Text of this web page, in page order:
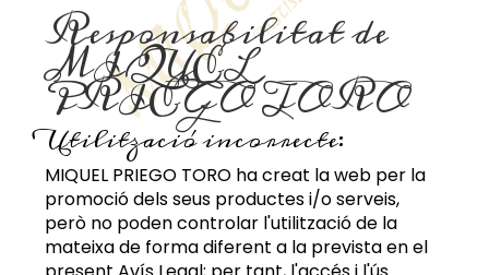
Responsabilitat de
MIQUEL
PRIEGO TORO
Utilització incorrecte:
MIQUEL PRIEGO TORO ha creat la web per la
promoció dels seus productes i/o serveis,
però no poden controlar l'utilització de la
mateixa de forma diferent a la prevista en el